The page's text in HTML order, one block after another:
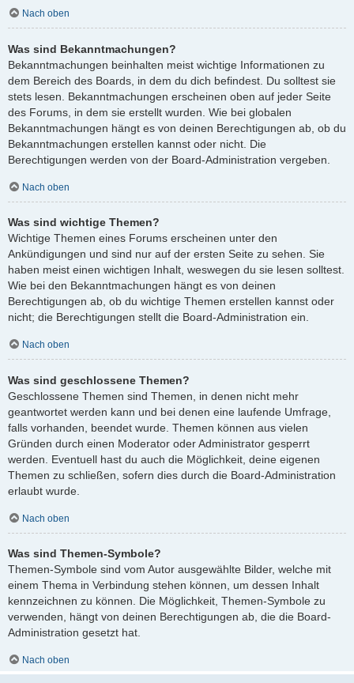
Nach oben
Was sind Bekanntmachungen?
Bekanntmachungen beinhalten meist wichtige Informationen zu
dem Bereich des Boards, in dem du dich befindest. Du solltest sie
stets lesen. Bekanntmachungen erscheinen oben auf jeder Seite
des Forums, in dem sie erstellt wurden. Wie bei globalen
Bekanntmachungen hängt es von deinen Berechtigungen ab, ob du
Bekanntmachungen erstellen kannst oder nicht. Die
Berechtigungen werden von der Board-Administration vergeben.
Nach oben
Was sind wichtige Themen?
Wichtige Themen eines Forums erscheinen unter den
Ankündigungen und sind nur auf der ersten Seite zu sehen. Sie
haben meist einen wichtigen Inhalt, weswegen du sie lesen solltest.
Wie bei den Bekanntmachungen hängt es von deinen
Berechtigungen ab, ob du wichtige Themen erstellen kannst oder
nicht; die Berechtigungen stellt die Board-Administration ein.
Nach oben
Was sind geschlossene Themen?
Geschlossene Themen sind Themen, in denen nicht mehr
geantwortet werden kann und bei denen eine laufende Umfrage,
falls vorhanden, beendet wurde. Themen können aus vielen
Gründen durch einen Moderator oder Administrator gesperrt
werden. Eventuell hast du auch die Möglichkeit, deine eigenen
Themen zu schließen, sofern dies durch die Board-Administration
erlaubt wurde.
Nach oben
Was sind Themen-Symbole?
Themen-Symbole sind vom Autor ausgewählte Bilder, welche mit
einem Thema in Verbindung stehen können, um dessen Inhalt
kennzeichnen zu können. Die Möglichkeit, Themen-Symbole zu
verwenden, hängt von deinen Berechtigungen ab, die die Board-
Administration gesetzt hat.
Nach oben